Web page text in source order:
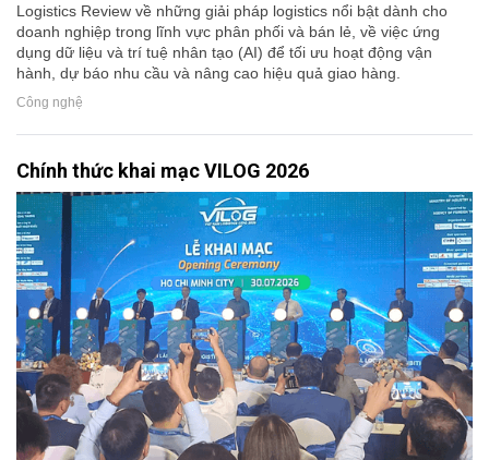
Logistics Review về những giải pháp logistics nổi bật dành cho
doanh nghiệp trong lĩnh vực phân phối và bán lẻ, về việc ứng
dụng dữ liệu và trí tuệ nhân tạo (AI) để tối ưu hoạt động vận
hành, dự báo nhu cầu và nâng cao hiệu quả giao hàng.
Công nghệ
Chính thức khai mạc VILOG 2026